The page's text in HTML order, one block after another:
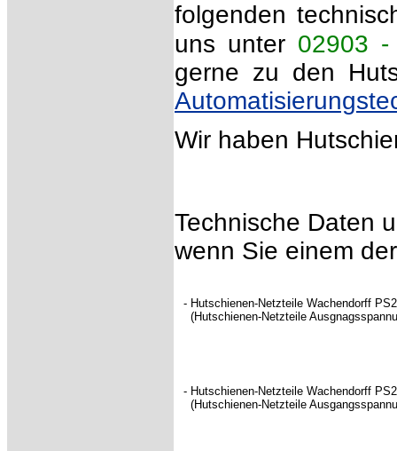
folgenden
uns unter 02903
gerne zu den
Wir haben
Technische Daten
wenn Sie einem
- Hutschienen-Netzteile Wachendorff
(Hutschienen-Netzteile
- Hutschienen-Netzteile Wachendorff
(Hutschienen-Netzteile